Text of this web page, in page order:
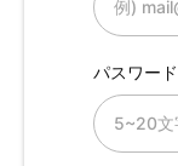
パスワード